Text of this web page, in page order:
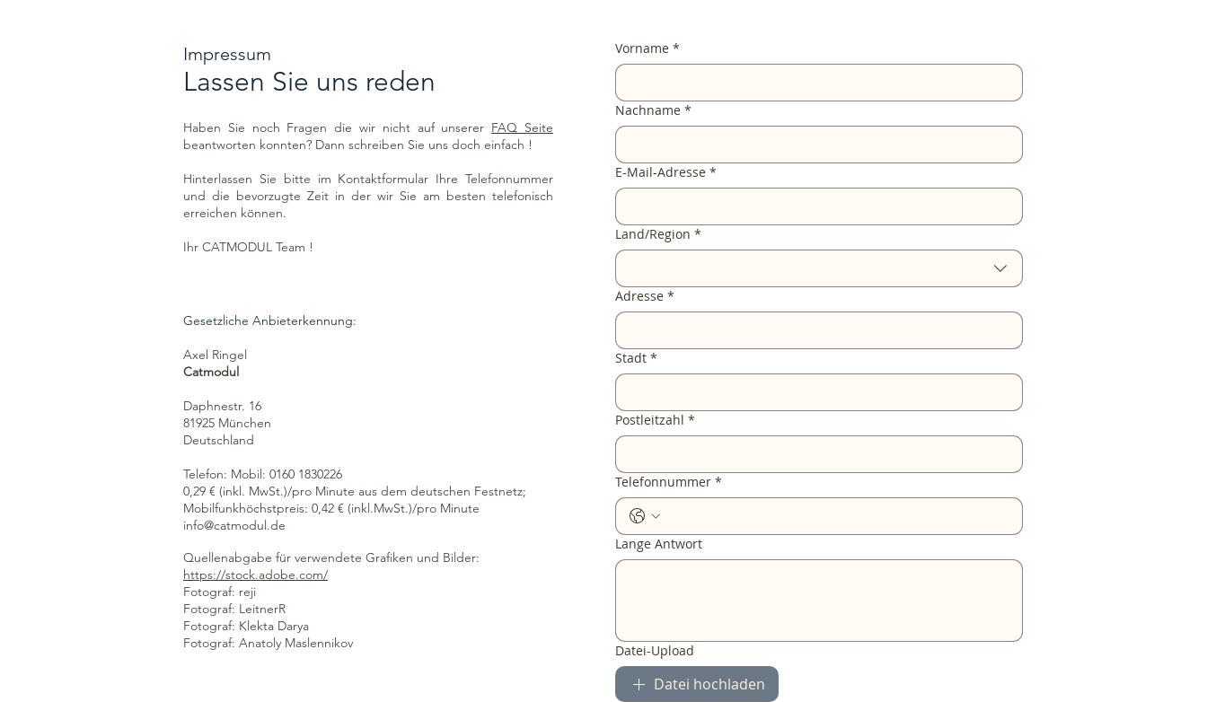
Impressum
Lassen Sie uns reden
Haben Sie noch Fragen die wir nicht auf unserer FAQ Seite
beantworten konnten? Dann schreiben Sie uns doch einfach !
Hinterlassen Sie bitte im Kontaktformular Ihre Telefonnummer
und die bevorzugte Zeit in der wir Sie am besten telefonisch
erreichen können.
Ihr CATMODUL Team !
Gesetzliche Anbieterkennung:
Axel Ringel
Catmodul
​Daphnestr. 16
81925 München
Deutschland
Telefon: Mobil: 0160 1830226
0,29 € (inkl. MwSt.)/pro Minute aus dem deutschen Festnetz;
Mobilfunkhöchstpreis: 0,42 € (inkl.MwSt.)/pro Minute
info@catmodul.de
Quellenabgabe für verwendete Grafiken und Bilder:
https://stock.adobe.com/
Fotograf: reji
Fotograf: LeitnerR
Fotograf: Klekta Darya
Fotograf: Anatoly Maslennikov
Vorname *
Nachname *
E-Mail-Adresse *
Mehrzeilige Adresse
Land/Region *
Adresse *
Stadt *
Postleitzahl *
Telefonnummer *
Lange Antwort
Datei-Upload
Datei hochladen